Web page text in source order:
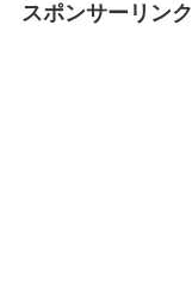
スポンサーリンク